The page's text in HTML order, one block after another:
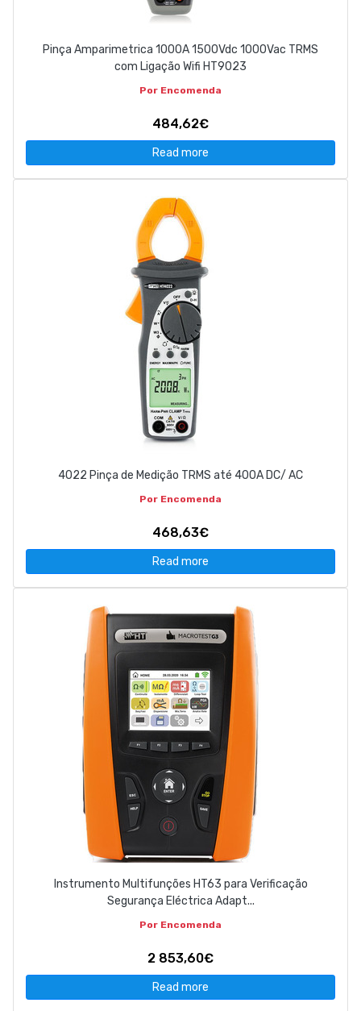
Pinça Amparimetrica 1000A 1500Vdc 1000Vac TRMS
com Ligação Wifi HT9023
Por Encomenda
484,62€
Read more
4022 Pinça de Medição TRMS até 400A DC/ AC
Por Encomenda
468,63€
Read more
Instrumento Multifunções HT63 para Verificação
Segurança Eléctrica Adapt...
Por Encomenda
2 853,60€
Read more